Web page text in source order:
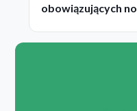
obowiązujących